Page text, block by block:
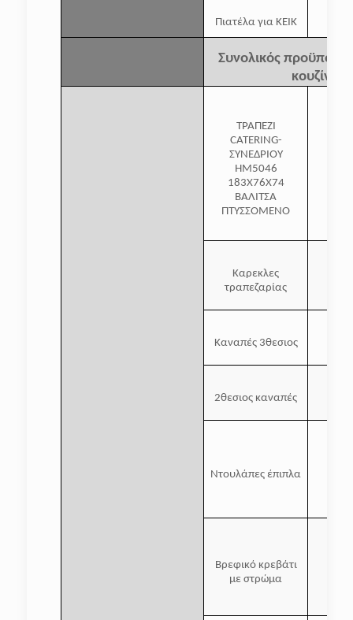
Πιατέλα για ΚΕΙΚ
Συνολικός
κουζίνας
ΤΡΑΠΕΖΙ
CATERING-
ΣΥΝΕΔΡΙΟΥ
HM5046
183Χ76Χ74
ΒΑΛΙΤΣΑ
ΠΤΥΣΣΟΜΕΝΟ
Καρεκλες
τραπεζαρίας
Καναπές 3θεσιος
2θεσιος καναπές
Ντουλάπες έπιπλα
Βρεφικό κρεβάτι
με στρώμα